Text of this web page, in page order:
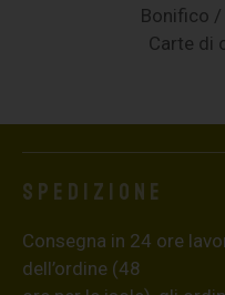
Bonifico
Carte di
Spedizione
Consegna in 24 ore
dell’ordine (48